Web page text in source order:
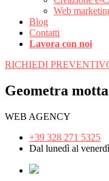
Web
Blog
Contatti
Lavora con noi
RICHIEDI
Geometra motta
WEB AGENCY
+39 328 271 5325
Dal lunedì al